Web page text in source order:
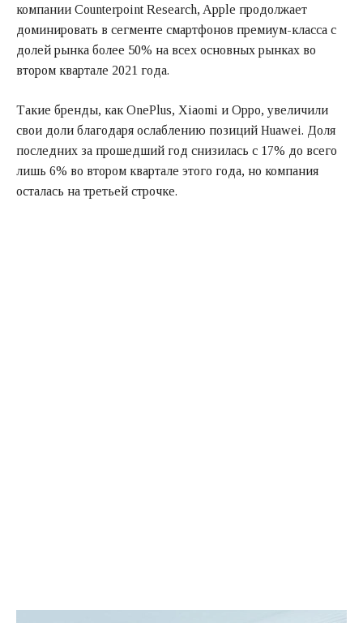
компании Counterpoint Research, Apple продолжает
доминировать в сегменте смартфонов премиум-класса с
долей рынка более 50% на всех основных рынках во
втором квартале 2021 года.
Такие бренды, как OnePlus, Xiaomi и Oppo, увеличили
свои доли благодаря ослаблению позиций Huawei. Доля
последних за прошедший год снизилась с 17% до всего
лишь 6% во втором квартале этого года, но компания
осталась на третьей строчке.